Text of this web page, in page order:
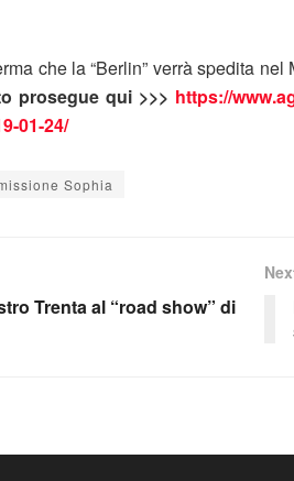
che la “Berlin” verrà spedita
prosegue qui >>> https://
01-24/
Sophia
Trenta al “road show” di